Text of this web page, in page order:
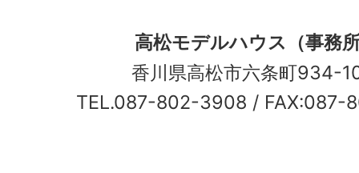
高松モデルハウス（事務
香川県高松市六条町
TEL.087-802-3908 / FAX:087-